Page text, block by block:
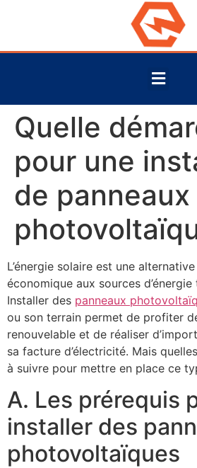
Quelle
pour une
de panneaux
L’énergie solaire est une
économique aux sources
Installer des panneaux
ou son terrain permet de profiter
renouvelable et de réaliser
sa facture d’électricité. Mais
à suivre pour mettre en place ce
A. Les prérequis
installer des
photovoltaïques